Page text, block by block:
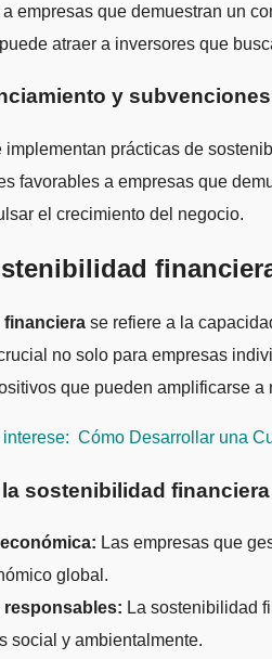
empresas que demuestran un
atraer a inversores que
y subvenciones
implementan prácticas de
favorables a empresas que
el crecimiento del negocio.
se refiere a la
no solo para empresas
que pueden amplificarse a
Cómo Desarrollar una
sostenibilidad financiera
Las empresas que
global.
responsables: La sostenibilidad
social y ambientalmente.